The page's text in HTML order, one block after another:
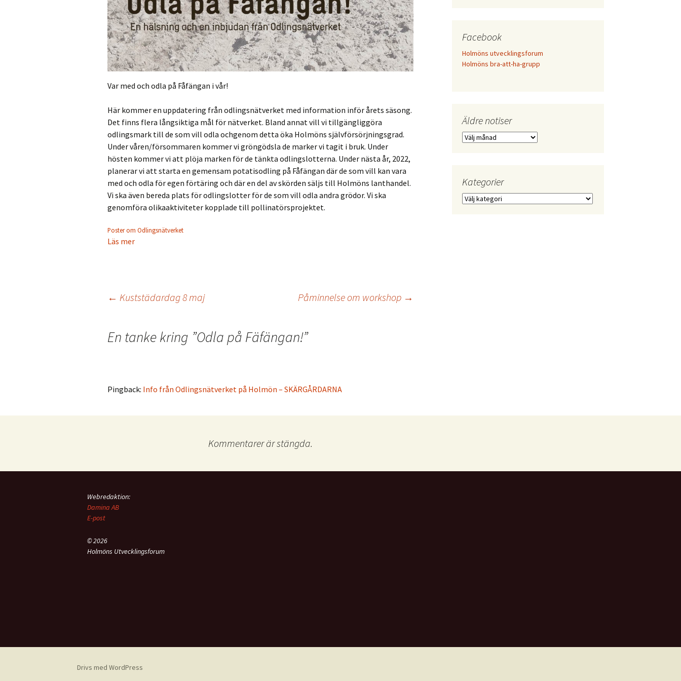
Var med och odla på Fåfängan i vår!
Här kommer en uppdatering från odlingsnätverket med information inför årets säsong.
Det finns flera långsiktiga mål för nätverket. Bland annat vill vi tillgängliggöra
odlingsmark till de som vill odla ochgenom detta öka Holmöns självförsörjningsgrad.
Under våren/försommaren kommer vi gröngödsla de marker vi tagit i bruk. Under
hösten kommer vi att plöja marken för de tänkta odlingslotterna. Under nästa år, 2022,
planerar vi att starta en gemensam potatisodling på Fåfängan där de som vill kan vara
med och odla för egen förtäring och där en del av skörden säljs till Holmöns lanthandel.
Vi ska även bereda plats för odlingslotter för de som vill odla andra grödor. Vi ska
genomföra olikaaktiviteter kopplade till pollinatörsprojektet.
Poster om Odlingsnätverket
Läs mer
Inläggsnavigering
← Kuststädardag 8 maj Påminnelse om workshop →
En tanke kring ”Odla på Fäfängan!”
Pingback: Info från Odlingsnätverket på Holmön – SKÄRGÅRDARNA
Kommentarer är stängda.
Facebook
Holmöns utvecklingsforum
Holmöns bra-att-ha-grupp
Äldre notiser
Äldre
Kategorier
Kategorier
Webredaktion:
Damina AB
E-post
© 2026
Holmöns Utvecklingsforum
Drivs med WordPress